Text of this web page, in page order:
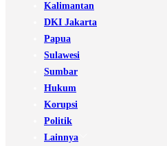
Kalimantan
DKI Jakarta
Papua
Sulawesi
Sumbar
Hukum
Korupsi
Politik
Lainnya